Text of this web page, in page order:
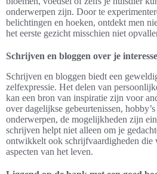
onderwerpen zijn. Door te
belichtingen en hoeken, ontdekt men
het eerste gezicht misschien niet
Schrijven en bloggen over je
Schrijven en bloggen biedt een
zelfexpressie. Het delen van
kan een bron van inspiratie zijn voor
over dagelijkse gebeurtenissen,
onderwerpen, de mogelijkheden zijn
schrijven helpt niet alleen om je
ontwikkelt ook schrijfvaardigheden die
aspecten van het leven.